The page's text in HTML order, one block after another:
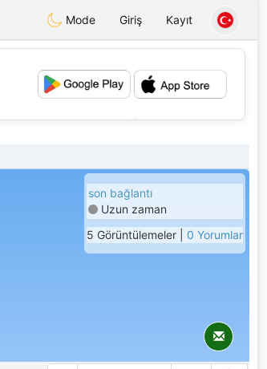
Mode Giriş Kayıt
💕
son bağlantı
Uzun zaman
5 Görüntülemeler | 0 Yorumlar